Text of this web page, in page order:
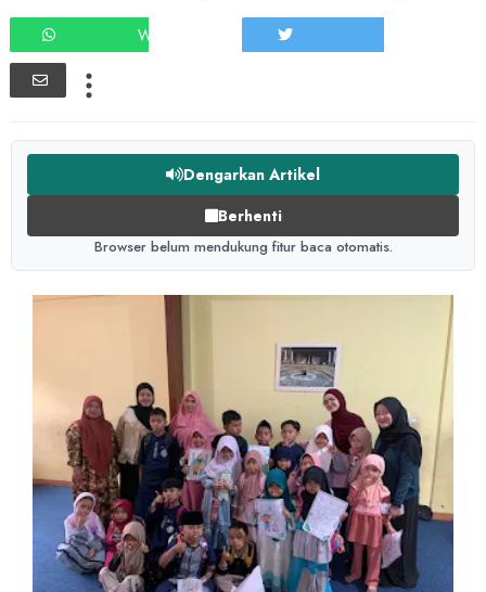
WHATSAPP
Dengarkan Artikel
Berhenti
Browser belum mendukung fitur baca otomatis.